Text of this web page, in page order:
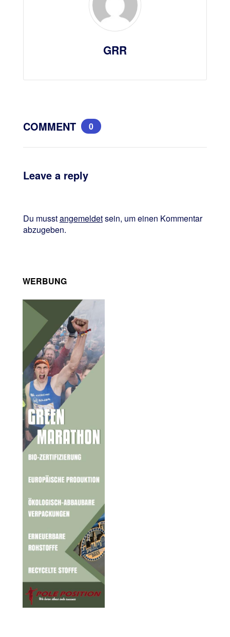
GRR
COMMENT 0
Leave a reply
Du musstangemeldetsein, um einen Kommentar
abzugeben.
WERBUNG